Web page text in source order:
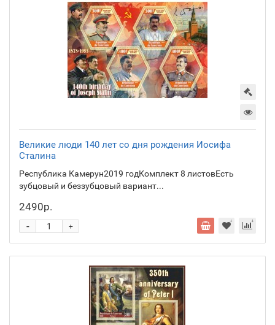
Великие люди 140 лет со дня рождения Иосифа
Сталина
Республика Камерун2019 годКомплект 8 листовЕсть
зубцовый и беззубцовый вариант...
2490р.
+
-